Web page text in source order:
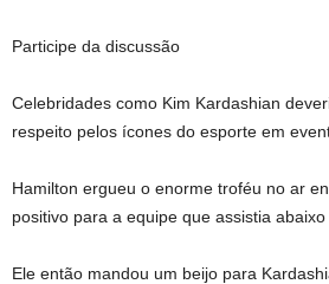
Participe da discussão
Celebridades como Kim Kardashian
respeito pelos ícones do esporte em
Hamilton ergueu o enorme troféu no ar
positivo para a equipe que assistia abaixo
Ele então mandou um beijo para